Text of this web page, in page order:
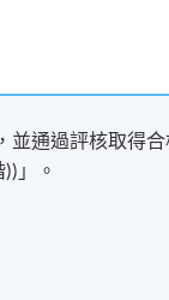
並通過評核取得
」。